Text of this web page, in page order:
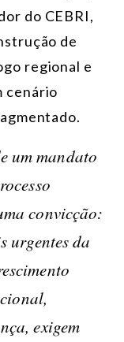
do CEBRI,
de
regional e
cenário
um mandato
convicção:
urgentes da
exigem